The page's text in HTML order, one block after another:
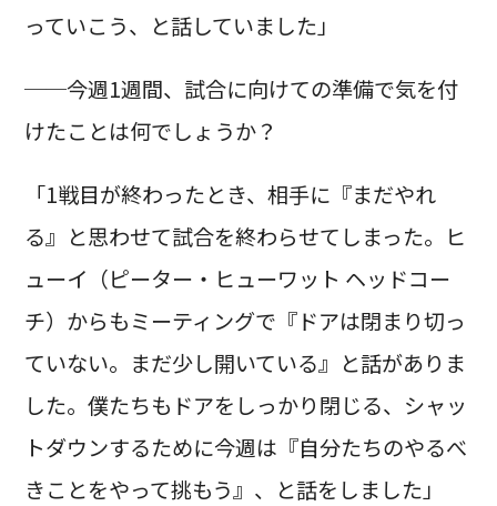
っていこう、と話していました」
──今週1週間、試合に向けての準備で気を付
けたことは何でしょうか？
「1戦目が終わったとき、相手に『まだやれ
る』と思わせて試合を終わらせてしまった。ヒ
ューイ（ピーター・ヒューワット ヘッドコー
チ）からもミーティングで『ドアは閉まり切っ
ていない。まだ少し開いている』と話がありま
した。僕たちもドアをしっかり閉じる、シャッ
トダウンするために今週は『自分たちのやるべ
きことをやって挑もう』、と話をしました」